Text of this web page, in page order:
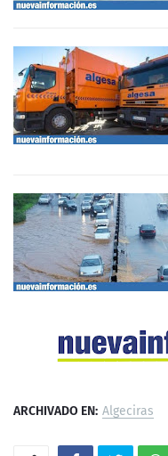
ARCHIVADO EN: Algeciras